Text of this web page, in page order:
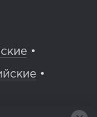
•
•